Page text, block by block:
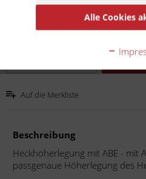
zzgl. Versandkosten
Lieferzeit 10 Werktage
Auf die Merkliste
Beschreibung
Heckhöherlegung mit ABE - mit
passgenaue Höherlegung des
Alle Cookies